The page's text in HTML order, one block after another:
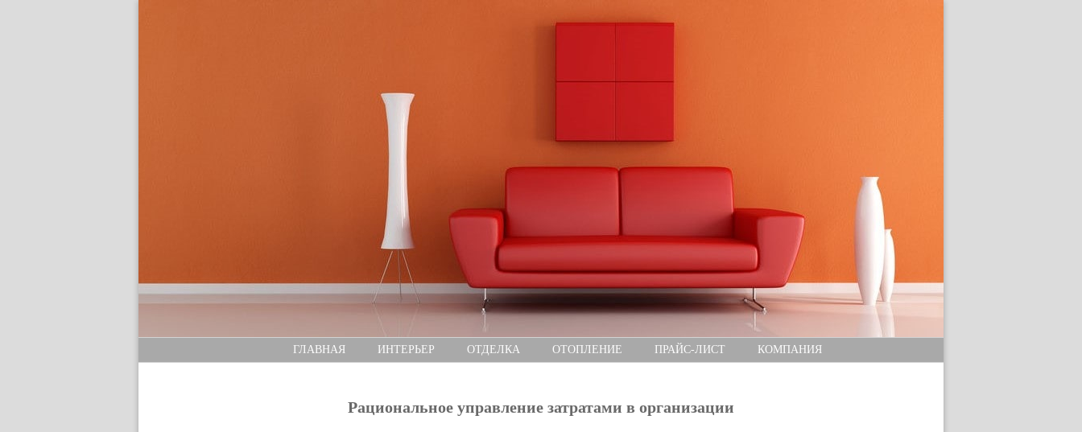
ГЛАВНАЯ ИНТЕРЬЕР ОТДЕЛКА ОТОПЛЕНИЕ ПРАЙС-ЛИСТ КОМПАНИЯ
Рациональное управление затратами в организации